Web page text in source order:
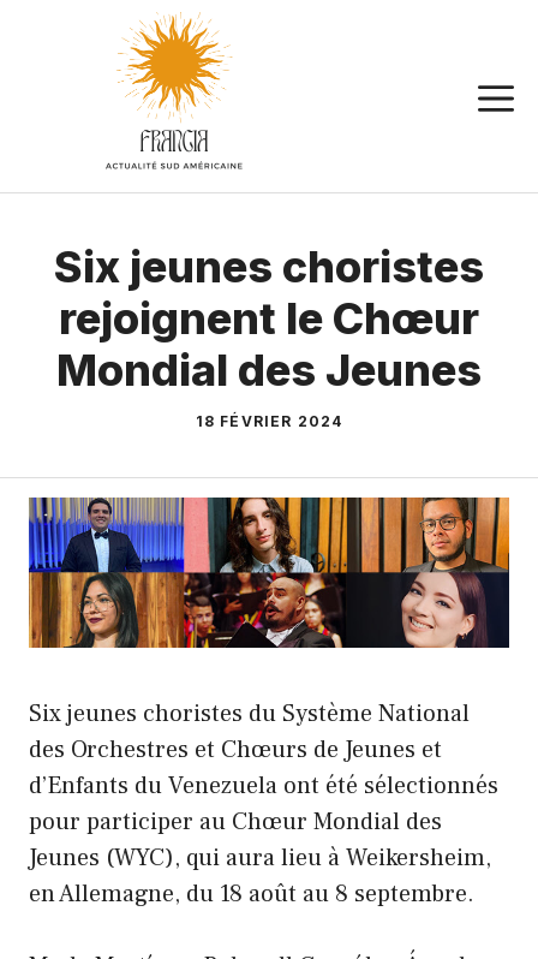
Six jeunes choristes
rejoignent le Chœur
Mondial des Jeunes
18 FÉVRIER 2024
Six jeunes choristes du Système National
des Orchestres et Chœurs de Jeunes et
d’Enfants du Venezuela ont été sélectionnés
pour participer au Chœur Mondial des
Jeunes (WYC), qui aura lieu à Weikersheim,
en Allemagne, du 18 août au 8 septembre.